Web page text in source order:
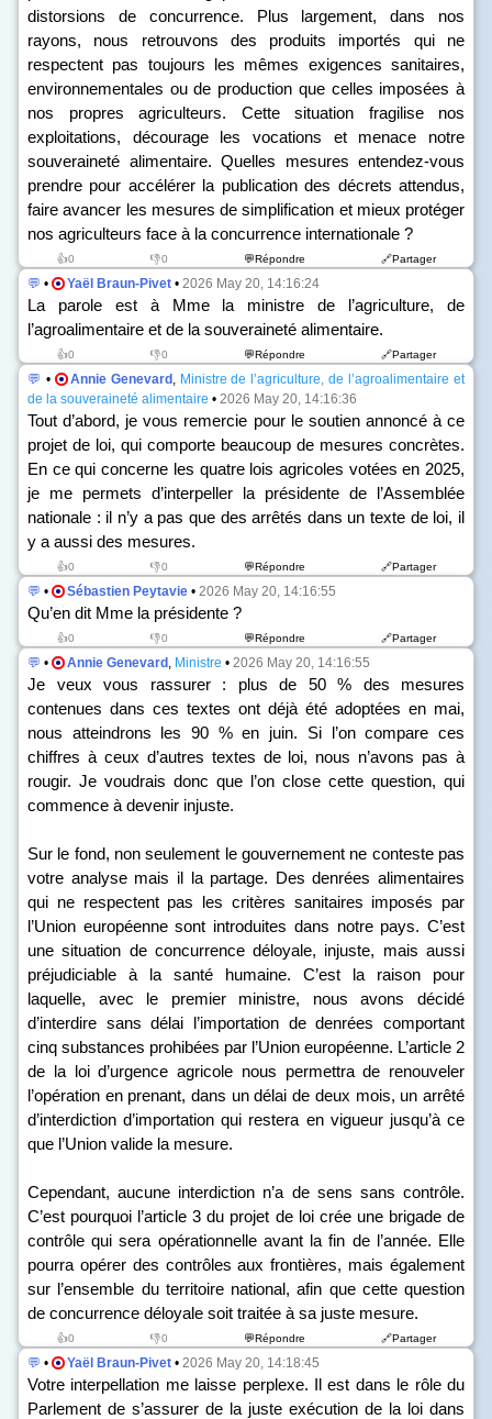
distorsions de concurrence. Plus largement, dans nos
rayons, nous retrouvons des produits importés qui ne
respectent pas toujours les mêmes exigences sanitaires,
environnementales ou de production que celles imposées à
nos propres agriculteurs. Cette situation fragilise nos
exploitations, décourage les vocations et menace notre
souveraineté alimentaire. Quelles mesures entendez-vous
prendre pour accélérer la publication des décrets attendus,
faire avancer les mesures de simplification et mieux protéger
nos agriculteurs face à la concurrence internationale ?
👍0 👎0 💬Répondre 🔗Partager
💬 • Yaël Braun-Pivet • 2026 May 20, 14:16:24
La parole est à Mme la ministre de l’agriculture, de
l’agroalimentaire et de la souveraineté alimentaire.
👍0 👎0 💬Répondre 🔗Partager
💬 • Annie Genevard , Ministre de l’agriculture, de l’agroalimentaire et
de la souveraineté alimentaire • 2026 May 20, 14:16:36
Tout d’abord, je vous remercie pour le soutien annoncé à ce
projet de loi, qui comporte beaucoup de mesures concrètes.
En ce qui concerne les quatre lois agricoles votées en 2025,
je me permets d’interpeller la présidente de l’Assemblée
nationale : il n’y a pas que des arrêtés dans un texte de loi, il
y a aussi des mesures.
👍0 👎0 💬Répondre 🔗Partager
💬 • Sébastien Peytavie • 2026 May 20, 14:16:55
Qu’en dit Mme la présidente ?
👍0 👎0 💬Répondre 🔗Partager
💬 • Annie Genevard , Ministre • 2026 May 20, 14:16:55
Je veux vous rassurer : plus de 50 % des mesures
contenues dans ces textes ont déjà été adoptées en mai,
nous atteindrons les 90 % en juin. Si l’on compare ces
chiffres à ceux d’autres textes de loi, nous n’avons pas à
rougir. Je voudrais donc que l’on close cette question, qui
commence à devenir injuste.
Sur le fond, non seulement le gouvernement ne conteste pas
votre analyse mais il la partage. Des denrées alimentaires
qui ne respectent pas les critères sanitaires imposés par
l’Union européenne sont introduites dans notre pays. C’est
une situation de concurrence déloyale, injuste, mais aussi
préjudiciable à la santé humaine. C’est la raison pour
laquelle, avec le premier ministre, nous avons décidé
d’interdire sans délai l’importation de denrées comportant
cinq substances prohibées par l’Union européenne. L’article 2
de la loi d’urgence agricole nous permettra de renouveler
l’opération en prenant, dans un délai de deux mois, un arrêté
d’interdiction d’importation qui restera en vigueur jusqu’à ce
que l’Union valide la mesure.
Cependant, aucune interdiction n’a de sens sans contrôle.
C’est pourquoi l’article 3 du projet de loi crée une brigade de
contrôle qui sera opérationnelle avant la fin de l’année. Elle
pourra opérer des contrôles aux frontières, mais également
sur l’ensemble du territoire national, afin que cette question
de concurrence déloyale soit traitée à sa juste mesure.
👍0 👎0 💬Répondre 🔗Partager
💬 • Yaël Braun-Pivet • 2026 May 20, 14:18:45
Votre interpellation me laisse perplexe. Il est dans le rôle du
Parlement de s’assurer de la juste exécution de la loi dans